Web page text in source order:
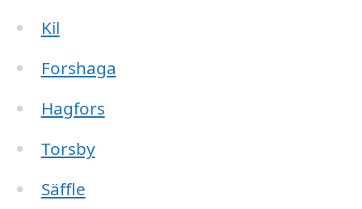
Kil
Forshaga
Hagfors
Torsby
Säffle